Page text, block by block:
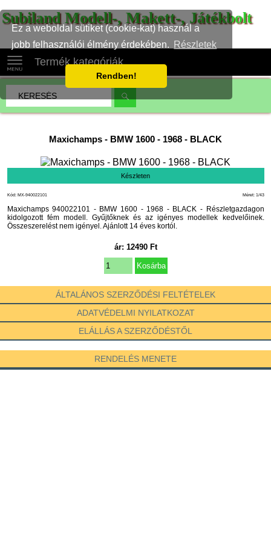
Ez a weboldal sütiket (cookie-kat) használ a
jobb felhasználói élmény érdekében.
Részletek
Rendben!
Subiland Modell-, Makett-, Játékbolt
Termék kategóriák
Maxichamps - BMW 1600 - 1968 - BLACK
Készleten
Méret: 1/43
Kód: MX-940022101
Maxichamps 940022101 - BMW 1600 - 1968 - BLACK - Részletgazdagon
kidolgozott fém modell. Gyűjtőknek és az igényes modellek kedvelőinek.
Összeszerelést nem igényel. Ajánlott 14 éves kortól.
ár: 12490Ft
ÁLTALÁNOS SZERZŐDÉSI FELTÉTELEK
ADATVÉDELMI NYILATKOZAT
ELÁLLÁS A SZERZŐDÉSTŐL
RENDELÉS MENETE